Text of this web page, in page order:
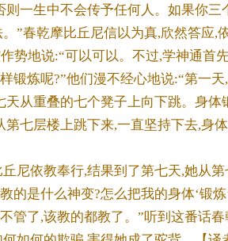
则一生中不会传予任何人。如果你
”春乾摩比丘尼信以为真,欣然答应,
势地说:“可以可以。不过,学神通首
锻炼呢?”他们漫不经心地说:“第一
天从重叠的七个凳子上向下跳。身
第七层楼上跳下来,一直坚持下去,身
依教奉行,结果到了第七天,她从第
的是什么神变?怎么把我的身体‘锻
管了,该教的都教了。”听到这番话